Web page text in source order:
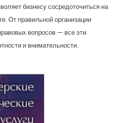
бизнесу сосредоточиться на
От правильной организации
вопросов — все эти
и внимательности.